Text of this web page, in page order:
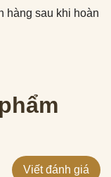
hàng sau khi hoàn
Viết đánh giá